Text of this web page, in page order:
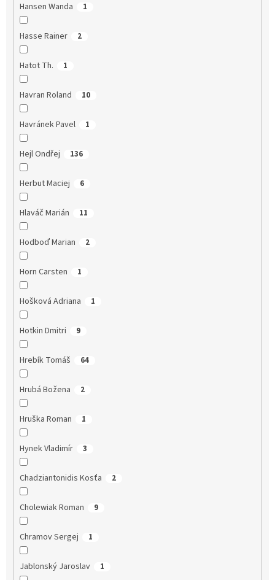
Hansen Wanda 1
Hasse Rainer 2
Hatot Th. 1
Havran Roland 10
Havránek Pavel 1
Hejl Ondřej 136
Herbut Maciej 6
Hlaváč Marián 11
Hodboď Marian 2
Horn Carsten 1
Hošková Adriana 1
Hotkin Dmitri 9
Hrebík Tomáš 64
Hrubá Božena 2
Hruška Roman 1
Hynek Vladimír 3
Chadziantonidis Kosťa 2
Cholewiak Roman 9
Chramov Sergej 1
Jablonský Jaroslav 1